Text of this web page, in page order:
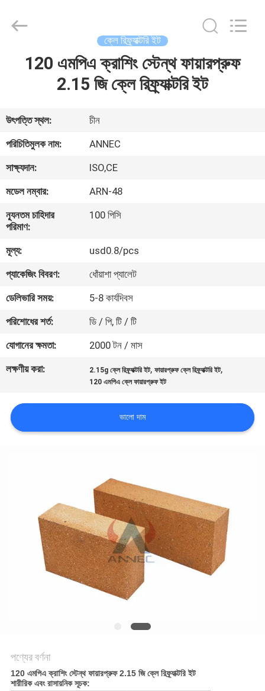
আমাদের
সম্পর্কে
কারখানা
পরিদর্শন
গুণমান
নিয়ন্ত্রণ
আমাদের
সাথে
যোগাযোগ
মামলা
গোপনীয়তা
ক্লে রিফ্র্যাক্টরি ইট
120 এমপিএ ক্রাশিং স্টেন্থ ফায়ারপ্রুফ
2.15 জি ক্লে রিফ্র্যাক্টরি ইট
উৎপত্তি স্থল:
চীন
পরিচিতিমুলক নাম:
ANNEC
সাক্ষ্যদান:
ISO,CE
মডেল নম্বার:
ARN-48
ন্যূনতম চাহিদার
পরিমাণ:
100 পিসি
মূল্য:
usd0.8/pcs
প্যাকেজিং বিবরণ:
ধোঁয়াশা প্যালেট
ডেলিভারি সময়:
5-8 কার্যদিবস
পরিশোধের শর্ত:
ডি / পি, টি / টি
যোগানের ক্ষমতা:
2000 টন / মাস
লক্ষণীয় করা:
2.15g ক্লে রিফ্র্যাক্টরি ইট,ফায়ারপ্রুফ ক্লে রিফ্র্যাক্টরি ইট,
120 এমপিএ ক্লে ফায়ারপ্রুফ ইট
ভালো দাম
পণ্যের বর্ণনা
120 এমপিএ ক্রাশিং স্টেন্থ ফায়ারপ্রুফ 2.15 জি ক্লে রিফ্র্যাক্টরি ইট
শারীরিক এবং রাসায়নিক সূচক: